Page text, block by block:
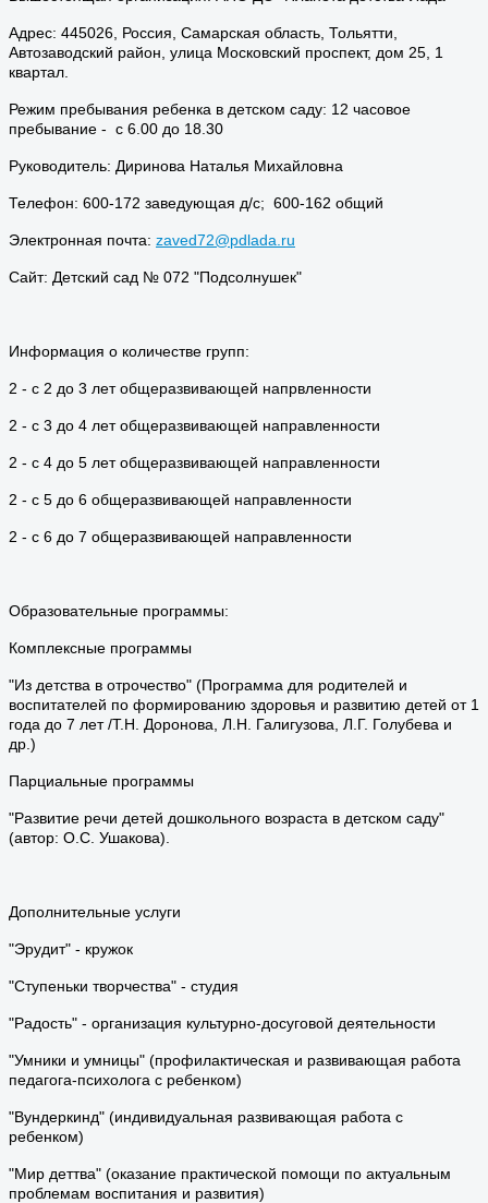
Адрес: 445026, Россия, Самарская область, Тольятти,
Автозаводский район, улица Московский проспект, дом 25, 1
квартал.
Режим пребывания ребенка в детском саду: 12 часовое
пребывание - с 6.00 до 18.30
Руководитель: Диринова Наталья Михайловна
Телефон: 600-172 заведующая д/с; 600-162 общий
Электронная почта: zaved72@pdlada.ru
Сайт: Детский сад № 072 "Подсолнушек"
Информация о количестве групп:
2 - с 2 до 3 лет общеразвивающей напрвленности
2 - с 3 до 4 лет общеразвивающей направленности
2 - с 4 до 5 лет общеразвивающей направленности
2 - с 5 до 6 общеразвивающей направленности
2 - с 6 до 7 общеразвивающей направленности
Образовательные программы:
Комплексные программы
"Из детства в отрочество" (Программа для родителей и
воспитателей по формированию здоровья и развитию детей от 1
года до 7 лет /Т.Н. Доронова, Л.Н. Галигузова, Л.Г. Голубева и
др.)
Парциальные программы
"Развитие речи детей дошкольного возраста в детском саду"
(автор: О.С. Ушакова).
Дополнительные услуги
"Эрудит" - кружок
"Ступеньки творчества" - студия
"Радость" - организация культурно-досуговой деятельности
"Умники и умницы" (профилактическая и развивающая работа
педагога-психолога с ребенком)
"Вундеркинд" (индивидуальная развивающая работа с
ребенком)
"Мир деттва" (оказание практической помощи по актуальным
проблемам воспитания и развития)